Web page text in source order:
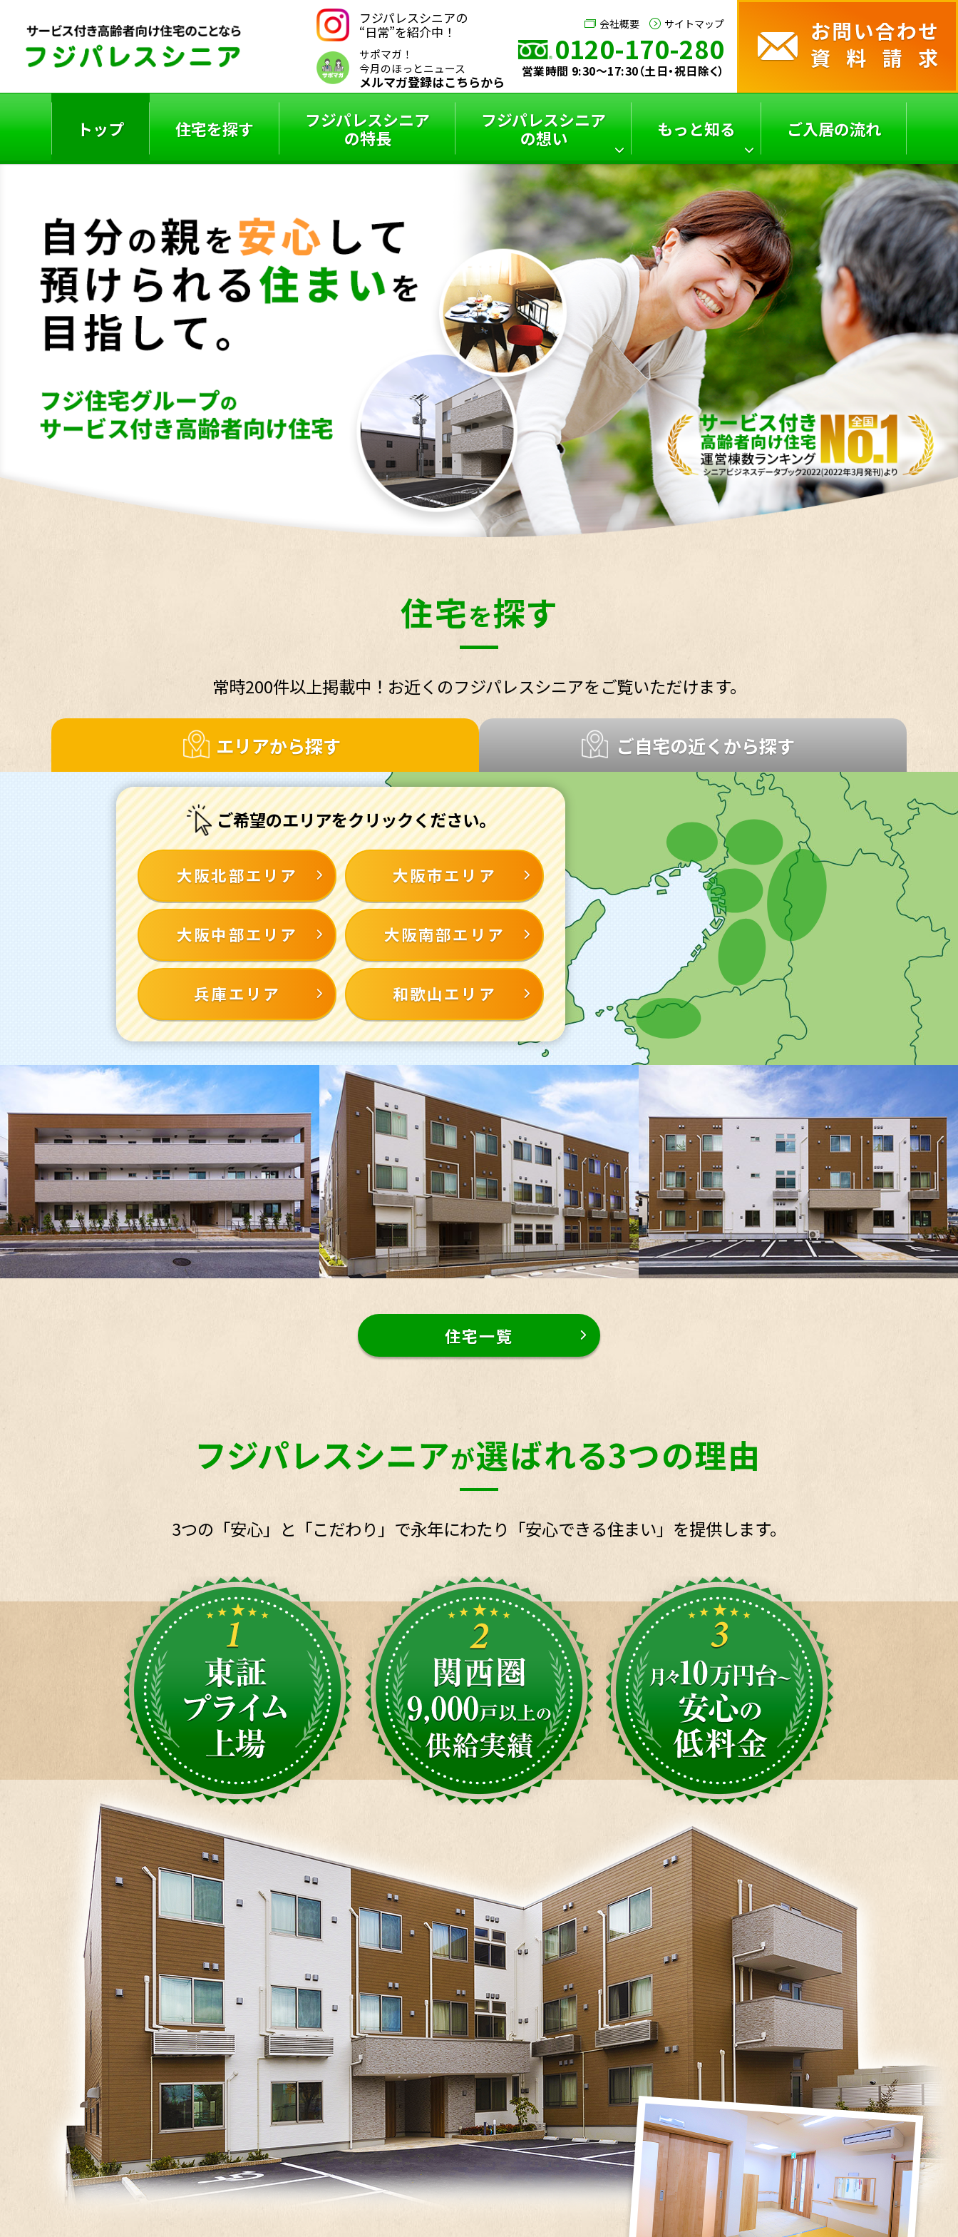
フジパレスシニアの
“日常”を紹介中！
サポマガ！
今月のほっとニュース
メルマガ登録はこちらから
会社概要 サイトマップ
0120-170-280
営業時間 9:30～17:30（土日・祝日除く）
トップ 住宅を探す
フジパレスシニア
の特長
フジパレスシニア
の想い
サポーターズブログ
フジパレスシニア
特選コラム
もっと知る
ご入居者の声 入居事例 スタッフインタビュー
フジパレスシニアと
は？
サービス付き高齢者向
け
住宅の選び方
よくあるご質問
ご入居の流れ
住宅を探す
常時200件以上掲載中！お近くのフジパレスシニアをご覧いただけます。
エリアから探す ご自宅の近くから探す
ご希望のエリアをクリックください。
大阪北部エリア 大阪市エリア
大阪中部エリア 大阪南部エリア
兵庫エリア 和歌山エリア
住宅一覧
フジパレスシニアが選ばれる3つの理由
3つの「安心」と「こだわり」で永年にわたり「安心できる住まい」を提供します。